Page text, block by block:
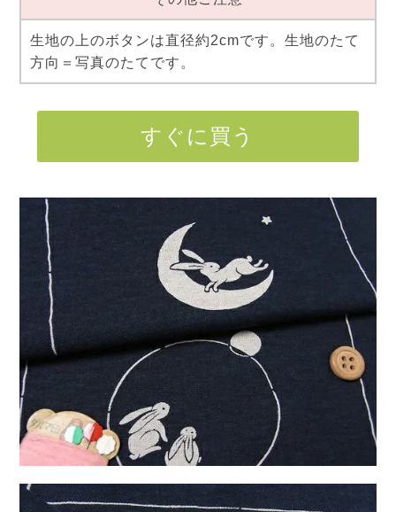
生地の上のボタンは直径約2cmです。生地のたて
方向＝写真のたてです。
すぐに買う